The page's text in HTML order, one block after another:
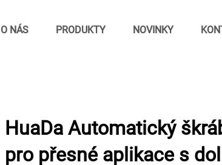
O NÁS PRODUKTY NOVINKY
HuaDa Automatický
pro přesné aplikace s